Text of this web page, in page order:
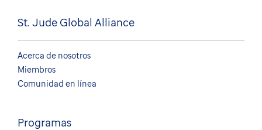
St. Jude Global Alliance
Acerca de nosotros
Miembros
Comunidad en línea
Programas